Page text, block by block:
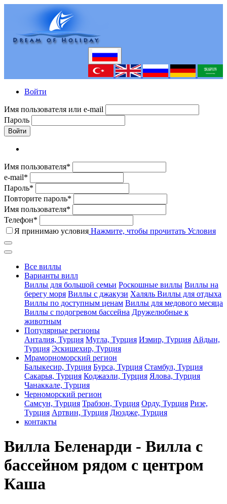
Войти
Имя пользователя или e-mail
Пароль
Войти
Имя пользователя*
e-mail*
Пароль*
Повторите пароль*
Имя пользователя*
Телефон*
Я принимаю условия Нажмите, чтобы прочитать Условия
Все виллы
Варианты вилл
Виллы для большой семьи Роскошные виллы Виллы на
берегу моря Виллы с джакузи Халяль Виллы для отдыха
Виллы по доступным ценам Виллы для медового месяца
Виллы с подогревом бассейна Дружелюбные к
животным
Популярные регионы
Анталия, Турция Мугла, Турция Измир, Турция Айдын,
Турция Эскишехир, Турция
Мраморноморский регион
Балыкесир, Турция Бурса, Турция Стамбул, Турция
Сакарья, Турция Коджаэли, Турция Ялова, Турция
Чанаккале, Турция
Черноморский регион
Самсун, Турция Трабзон, Турция Орду, Турция Ризе,
Турция Артвин, Турция Дюздже, Турция
контакты
Вилла Беленарди - Вилла с
бассейном рядом с центром
Каша